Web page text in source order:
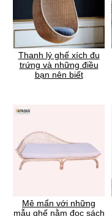
Thanh lý ghế xích đu
trứng và những điều
bạn nên biết
Mê mẩn với những
mẫu ghế nằm đọc sách